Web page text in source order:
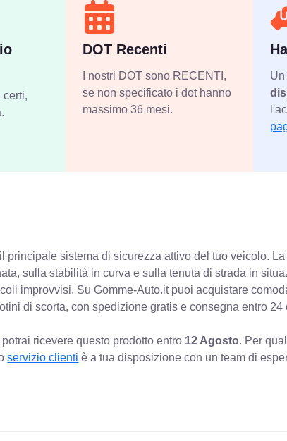
certi,
DOT Recenti
I nostri DOT sono RECENTI,
se non specificato i dot hanno
massimo 36 mesi.
Un
principale sistema di sicurezza attivo del tuo veicolo.
sulla stabilità in curva e sulla tenuta di strada in
improvvisi. Su Gomme-Auto.it puoi acquistare
di scorta, con spedizione gratis e consegna entro 24
ricevere questo prodotto entro 12 Agosto. Per
servizio clienti è a tua disposizione con un team di